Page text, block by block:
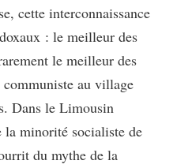
cette interconnaissance
: le meilleur des
le meilleur des
au village
Dans le Limousin
la minorité socialiste de
du mythe de la